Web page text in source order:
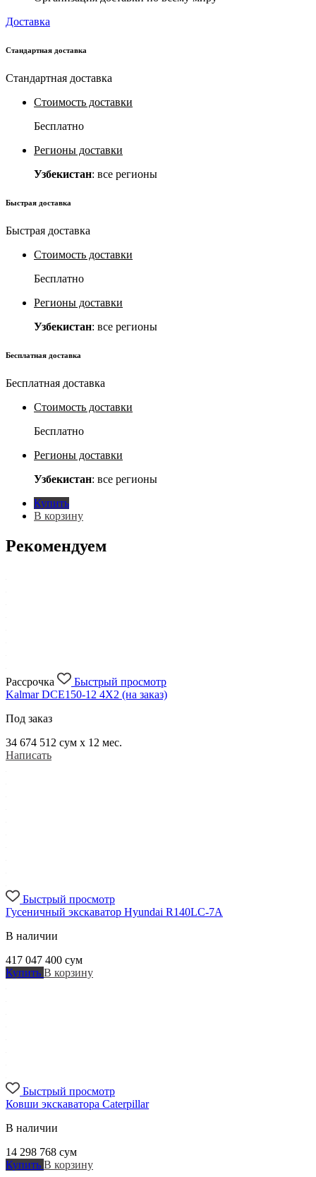
Доставка
Стандартная доставка
Стандартная доставка
Стоимость доставки
Бесплатно
Регионы доставки
Узбекистан: все регионы
Быстрая доставка
Быстрая доставка
Стоимость доставки
Бесплатно
Регионы доставки
Узбекистан: все регионы
Бесплатная доставка
Бесплатная доставка
Стоимость доставки
Бесплатно
Регионы доставки
Узбекистан: все регионы
Купить
В корзину
Рекомендуем
Рассрочка
Быстрый просмотр
Kalmar DCE150-12 4X2 (на заказ)
Под заказ
34 674 512 сум x 12 мес.
Написать
Быстрый просмотр
Гусеничный экскаватор Hyundai R140LC-7A
В наличии
417 047 400 сум
Купить В корзину
Быстрый просмотр
Ковши экскаватора Caterpillar
В наличии
14 298 768 сум
Купить В корзину